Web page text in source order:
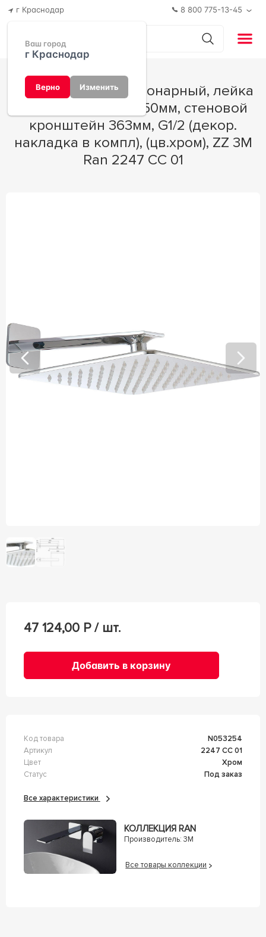
г Краснодар
Ваш город
г Краснодар
Верно Изменить
8 800 775-13-45
квадратная 250х250мм, стеновой
кронштейн 363мм, G1/2 (декор.
накладка в компл), (цв.хром), ZZ 3M
Ran 2247 СС 01
47 124,00 Р / шт.
Добавить в корзину
Код товара
n053254
Артикул
2247 СС 01
Цвет
Хром
Статус
Под заказ
Все характеристики
КОЛЛЕКЦИЯ RAN
Производитель: 3M
Все товары коллекции